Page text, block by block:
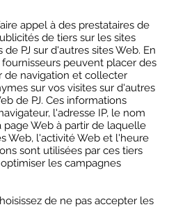
appel à des prestataires de
de tiers sur les sites
PJ sur d'autres sites Web. En
peuvent placer des
de navigation et collecter
sur vos visites sur d'autres
de PJ. Ces informations
l'adresse IP, le nom
Web à partir de laquelle
Web, l'activité Web et l'heure
sont utilisées par ces tiers
les campagnes
de ne pas accepter les